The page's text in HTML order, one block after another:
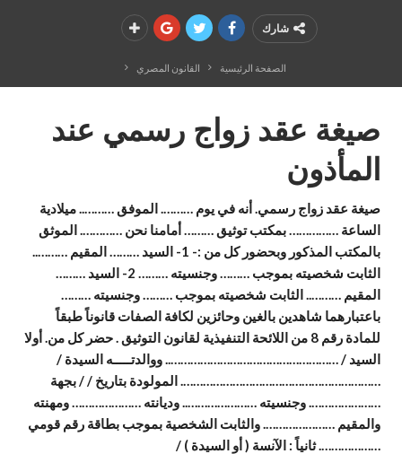
شارك
الصفحة الرئيسية القانون المصري
صيغة عقد زواج رسمي عند
المأذون
صيغة عقد زواج رسمي. أنه في يوم ………. الموفق ……….. ميلادية
الساعة …………… بمكتب توثيق ……… أمامنا نحن …………. الموثق
بالمكتب المذكور وبحضور كل من :- 1- السيد ……… المقيم ………..
الثابت شخصيته بموجب ……… وجنسيته ……… 2- السيد ………
المقيم ……….. الثابت شخصيته بموجب ……… وجنسيته ………
باعتبارهما شاهدين بالغين وحائزين لكافة الصفات قانوناً طبقاً
للمادة رقم 8 من اللائحة التنفيذية لقانون التوثيق . حضر كل من. أولا
السيد / …………………………………………….. ووالدتـــــه السيدة /
……………………………………………………. المولودة بتاريخ / / بجهة
…………………. وجنسيته ………………….. وديانته ………………… ومهنته
والمقيم …………………. والثابت الشخصية بموجب بطاقة رقم قومي
………………. ثانياً : الآنسة ( أو السيدة ) /